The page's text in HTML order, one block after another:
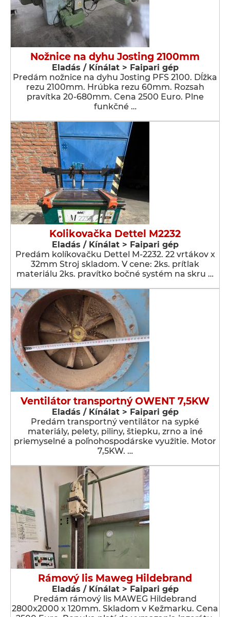
Nožnice na dyhu Josting 2100mm
Eladás / Kínálat > Faipari gép
Predám nožnice na dyhu Josting PFS 2100. Dĺžka
rezu 2100mm. Hrúbka rezu 60mm. Rozsah
pravítka 20-680mm. Cena 2500 Euro. Plne
funkčné …
Kolikovačka Dettel M2232
Eladás / Kínálat > Faipari gép
Predám kolíkovačku Dettel M-2232. 22 vrtákov x
32mm Stroj skladom. V cene: 2ks. prítlak
materiálu 2ks. pravítko bočné systém na skru …
Ventilátor transportný OWENT 7,5KW
Eladás / Kínálat > Faipari gép
Predám transportný ventilátor na sypké
materiály, pelety, piliny, štiepku, zrno a iné
priemyselné a poľnohospodárske využitie. Motor
7,5KW. …
Rámový lis Maweg Hildebrand
Eladás / Kínálat > Faipari gép
Predám rámový lis MAWEG Hildebrand
2800x2000 x 120mm. Skladom v Kežmarku. Cena